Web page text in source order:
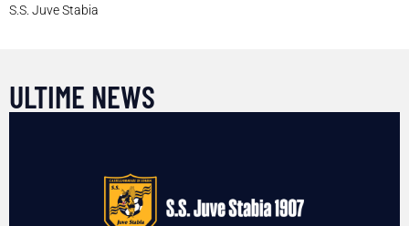
S.S. Juve Stabia
ULTIME NEWS